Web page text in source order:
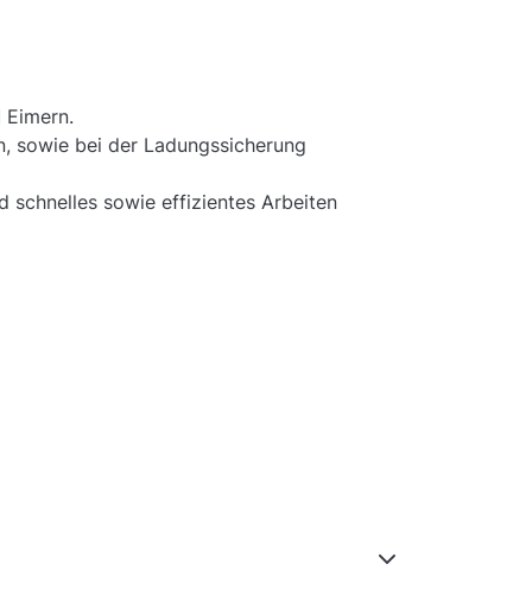
sowie bei der Ladungssicherung
schnelles sowie effizientes Arbeiten